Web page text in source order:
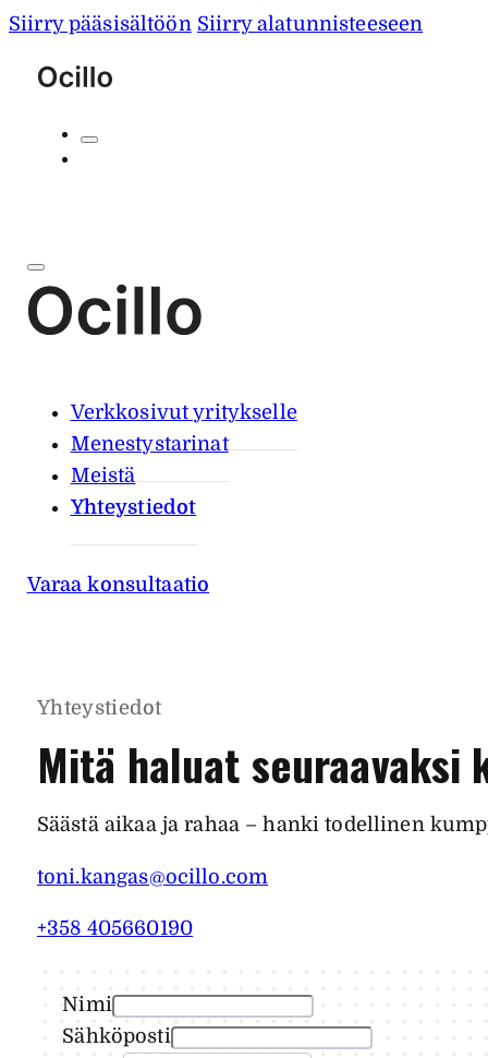
Siirry pääsisältöön Siirry alatunnisteeseen
Verkkosivut yritykselle
Menestystarinat
Meistä
Yhteystiedot
Varaa konsultaatio
Yhteystiedot
Mitä haluat seuraavaksi
Säästä aikaa ja rahaa – hanki todellinen
toni.kangas@ocillo.com
+358 405660190
Nimi
Sähköposti